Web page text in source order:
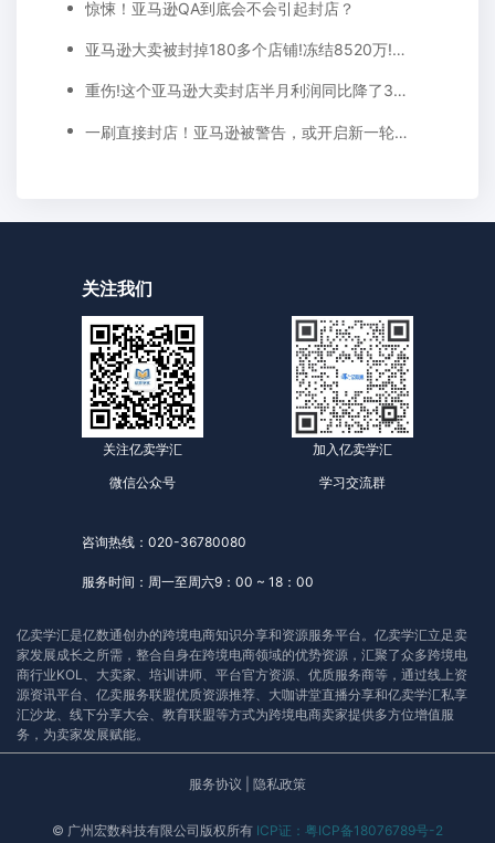
惊悚！亚马逊QA到底会不会引起封店？
亚马逊大卖被封掉180多个店铺!冻结8520万!收入仅剩1成多!
重伤!这个亚马逊大卖封店半月利润同比降了3000万!
一刷直接封店！亚马逊被警告，或开启新一轮扫号？
关注我们
关注亿卖学汇
微信公众号
加入亿卖学汇
学习交流群
咨询热线：020-36780080
服务时间：周一至周六9：00 ~ 18：00
亿卖学汇是亿数通创办的跨境电商知识分享和资源服务平台。亿卖学汇立足卖
家发展成长之所需，整合自身在跨境电商领域的优势资源，汇聚了众多跨境电
商行业KOL、大卖家、培训讲师、平台官方资源、优质服务商等，通过线上资
源资讯平台、亿卖服务联盟优质资源推荐、大咖讲堂直播分享和亿卖学汇私享
汇沙龙、线下分享大会、教育联盟等方式为跨境电商卖家提供多方位增值服
务，为卖家发展赋能。
服务协议 隐私政策
© 广州宏数科技有限公司版权所有 ICP证：粤ICP备18076789号-2